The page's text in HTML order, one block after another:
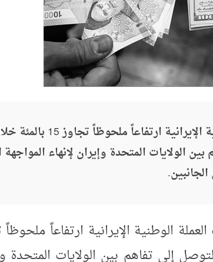
سجلت العملة الوطنية
الولايات المتحدة وإيران لإنهاء
إلى تفاهم بين الولايات المتحدة